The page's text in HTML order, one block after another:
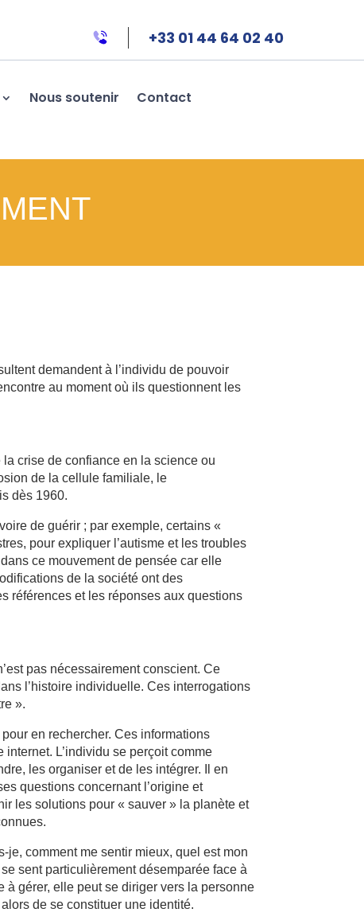
+33 01 44 64 02 40
Nous soutenir Contact
demandent à l’individu de pouvoir
au moment où ils questionnent les
crise de confiance en la science ou
de la cellule familiale, le
dès 1960.
de guérir ; par exemple, certains «
pour expliquer l’autisme et les troubles
ce mouvement de pensée car elle
de la société ont des
références et les réponses aux questions
pas nécessairement conscient. Ce
l’histoire individuelle. Ces interrogations
».
en rechercher. Ces informations
L’individu se perçoit comme
les organiser et de les intégrer. Il en
questions concernant l’origine et
les solutions pour « sauver » la planète et
comment me sentir mieux, quel est mon
sent particulièrement désemparée face à
gérer, elle peut se diriger vers la personne
de se constituer une identité.